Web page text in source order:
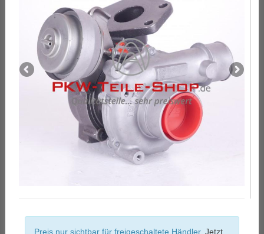
Preis nur sichtbar für freigeschaltete Händler. Jetzt